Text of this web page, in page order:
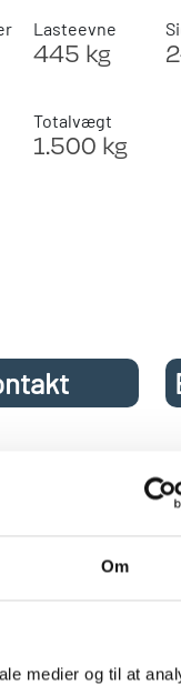
Om
medier og til at
Lasteevne
445 kg
Totalvægt
1.500 kg
A/S.
og helt nye
med kompresser